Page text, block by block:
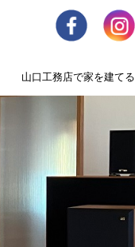
山口工務店で家を建てる